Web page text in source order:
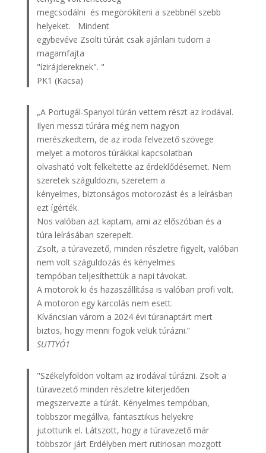
megcsodálni és megörökíteni a szebbnél szebb
helyeket. Mindent
egybevéve Zsolti túráit csak ajánlani tudom a
magamfajta
"ízirájdereknek". "
PK1 (Kacsa)
„A Portugál-Spanyol túrán vettem részt az irodával.
Ilyen messzi túrára még nem nagyon
merészkedtem, de az iroda felvezető szövege
melyet a motoros túrákkal kapcsolatban
olvasható volt felkeltette az érdeklődésemet. Nem
szeretek száguldozni, szeretem a
kényelmes, biztonságos motorozást és a leírásban
ezt ígérték.
Nos valóban azt kaptam, ami az előszóban és a
túra leírásában szerepelt.
Zsolt, a túravezető, minden részletre figyelt, valóban
nem volt száguldozás és kényelmes
tempóban teljesíthettük a napi távokat.
A motorok ki és hazaszállítása is valóban profi volt.
A motoron egy karcolás nem esett.
Kíváncsian várom a 2024 évi túranaptárt mert
biztos, hogy menni fogok velük túrázni.”
SUTTYÓ1
"Székelyföldön voltam az irodával túrázni. Zsolt a
túravezető minden részletre kiterjedően
megszervezte a túrát. Kényelmes tempóban,
többször megállva, fantasztikus helyekre
jutottunk el. Látszott, hogy a túravezető már
többször járt Erdélyben mert rutinosan mozgott